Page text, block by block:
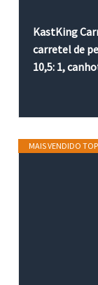
KastKing
carretel de
10,5: 1,
MAIS VENDIDO